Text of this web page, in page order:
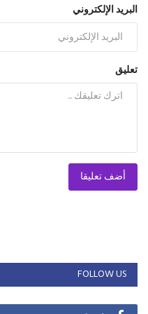
البريد الإلكتروني
تعليق
أضف تعليقا
FOLLOW US